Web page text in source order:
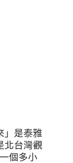
」是泰雅
北台灣觀
個多小